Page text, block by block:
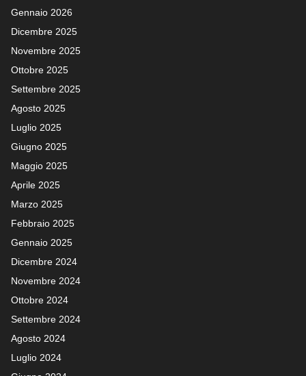
Gennaio 2026
Dicembre 2025
Novembre 2025
Ottobre 2025
Settembre 2025
Agosto 2025
Luglio 2025
Giugno 2025
Maggio 2025
Aprile 2025
Marzo 2025
Febbraio 2025
Gennaio 2025
Dicembre 2024
Novembre 2024
Ottobre 2024
Settembre 2024
Agosto 2024
Luglio 2024